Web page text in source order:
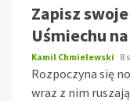
Zapisz
Uśmiechu
Kamil Chmielewski 8
Rozpoczyna się
wraz z nim